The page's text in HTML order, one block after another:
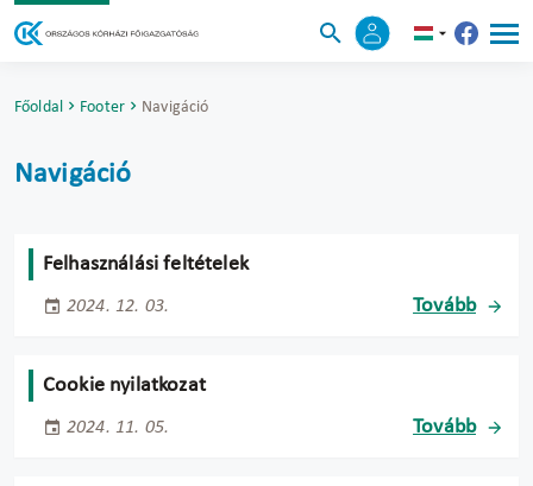
Főoldal Footer Navigáció
Navigáció
Felhasználási feltételek
2024. 12. 03. Tovább
Cookie nyilatkozat
2024. 11. 05. Tovább